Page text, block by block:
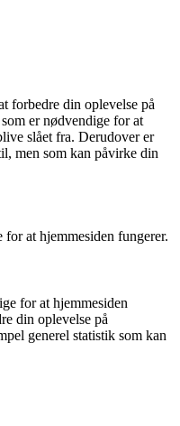
forbedre din oplevelse på
er nødvendige for at
slået fra. Derudover er
men som kan påvirke din
at hjemmesiden fungerer.
for at hjemmesiden
din oplevelse på
generel statistik som kan